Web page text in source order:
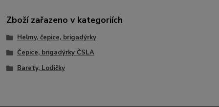
Zboží zařazeno v kategoriích
Helmy, čepice, brigadýrky
Čepice, brigadýrky ČSLA
Barety, Lodičky